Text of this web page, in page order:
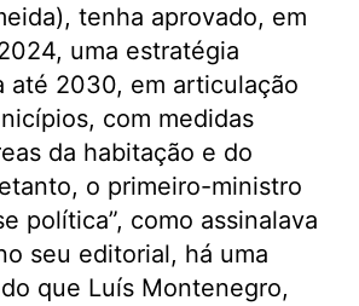
tenha aprovado, em
uma estratégia
até 2030, em articulação
com medidas
da habitação e do
o primeiro-ministro
política”, como assinalava
seu editorial, há uma
que Luís Montenegro,